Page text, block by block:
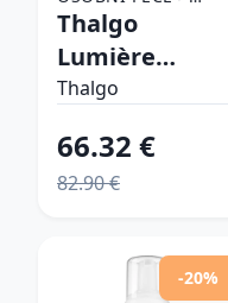
KOSMETIKA > PÉČE
O PLEŤ
Thalgo
Lumière
Marine
krém proti
pigmentovým
Thalgo
66.32 €
82.90 €
-20%